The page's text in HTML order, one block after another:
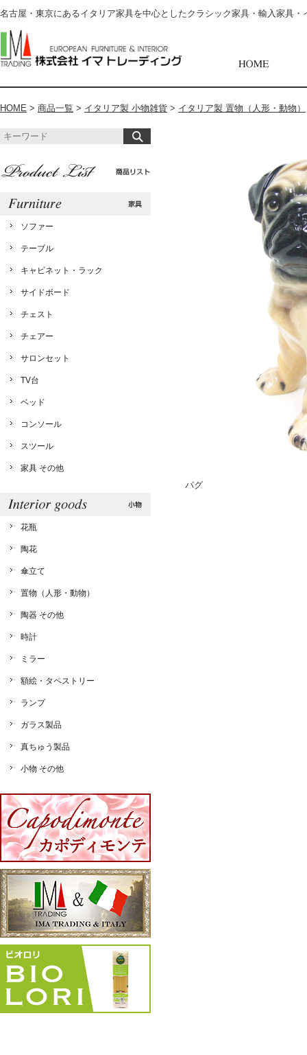
名古屋・東京にあるイタリア家具を中心としたクラシック家具・輸入家具
HOME > 商品一覧 > イタリア製 小物雑貨 > イタリア製 置物（人形・動物）
パグ
ソファー
テーブル
キャビネット・ラック
サイドボード
チェスト
チェアー
サロンセット
TV台
ベッド
コンソール
スツール
家具 その他
花瓶
陶花
傘立て
置物（人形・動物）
陶器 その他
時計
ミラー
額絵・タペストリー
ランプ
ガラス製品
真ちゅう製品
小物 その他